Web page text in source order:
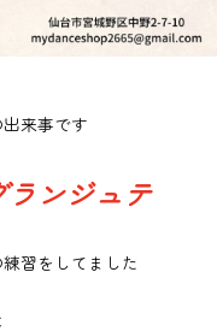
来事です
ジュテ
習をしてました